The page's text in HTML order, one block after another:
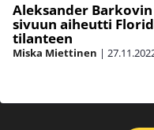
Aleksander
sivuun aiheutti
tilanteen
Miska Miettinen |